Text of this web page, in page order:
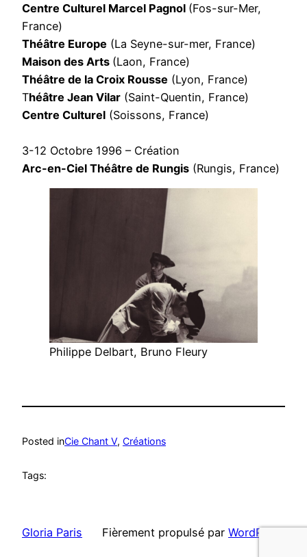
Centre Culturel Marcel Pagnol (Fos-sur-Mer,
France)
Théâtre Europe (La Seyne-sur-mer, France)
Maison des Arts (Laon, France)
Théâtre de la Croix Rousse (Lyon, France)
Théâtre Jean Vilar (Saint-Quentin, France)
Centre Culturel (Soissons, France)
3-12 Octobre 1996 – Création
Arc-en-Ciel Théâtre de Rungis (Rungis, France)
Philippe Delbart, Bruno Fleury
Posted inCie Chant V, Créations
Tags:
Gloria Paris Fièrement propulsé par WordPress